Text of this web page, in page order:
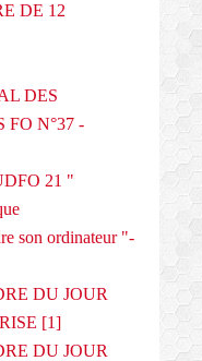
DE 12
DES
FO N°37 -
21 "
son ordinateur "-
DU JOUR
[1]
DU JOUR